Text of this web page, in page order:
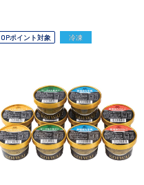
OPポイント対象 冷凍